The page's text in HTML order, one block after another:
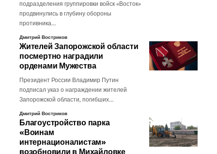
подразделения группировки войск «Восток»
продвинулись в глубину обороны
противника…
Дмитрий Востриков
Жителей Запорожской области
посмертно наградили
орденами Мужества
Президент России Владимир Путин
подписал указ о награждении жителей
Запорожской области, погибших…
Дмитрий Востриков
Благоустройство парка
«Воинам
интернационалистам»
возобновили в Михайловке